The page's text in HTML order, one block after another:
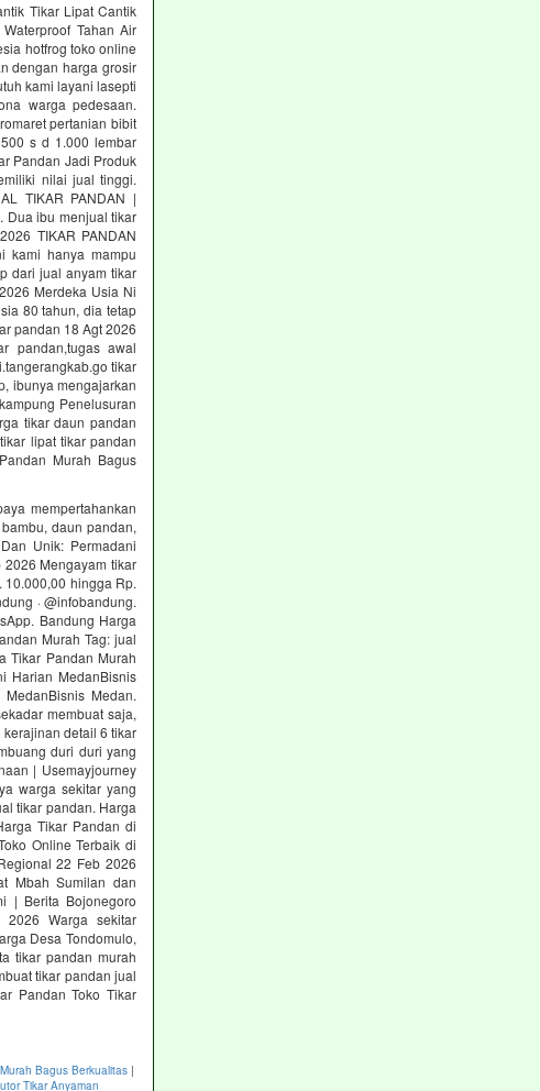
Tikar Lipat Cantik
Tahan Air
hotfrog toko online
dengan harga grosir
kami layani lasepti
warga pedesaan.
pertanian bibit
s d 1.000 lembar
Pandan Jadi Produk
nilai jual tinggi.
TIKAR PANDAN |
Dua ibu menjual tikar
TIKAR PANDAN
kami hanya mampu
dari jual anyam tikar
Merdeka Usia Ni
80 tahun, dia tetap
pandan 18 Agt 2026
pandan,tugas awal
tikar
ibunya mengajarkan
Penelusuran
tikar daun pandan
lipat tikar pandan
Murah Bagus
mempertahankan
daun pandan,
Unik: Permadani
Mengayam tikar
hingga Rp.
· @infobandung.
Bandung Harga
Murah Tag: jual
Tikar Pandan Murah
Harian MedanBisnis
Medan.
membuat saja,
detail 6 tikar
duri duri yang
| Usemayjourney
warga sekitar yang
tikar pandan. Harga
Tikar Pandan di
Online Terbaik di
22 Feb 2026
Mbah Sumilan dan
| Berita Bojonegoro
Warga sekitar
Desa Tondomulo,
tikar pandan murah
tikar pandan jual
Pandan Toko Tikar
Bagus Berkualitas |
Tikar Anyaman